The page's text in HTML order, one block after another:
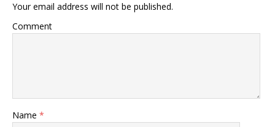
Your email address will not be published.
Comment
Name *